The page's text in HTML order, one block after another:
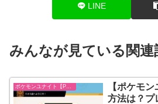
LINE
みんなが見ている関連
【ポケモ
方法は？プ